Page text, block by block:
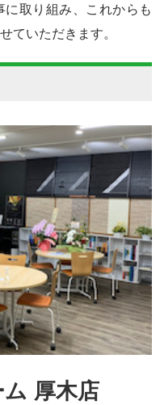
取り組み、これからも
ていただきます。
厚木店